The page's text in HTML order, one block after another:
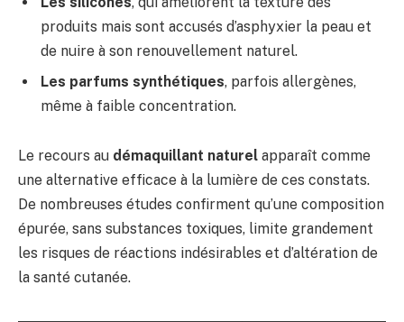
produits mais sont accusés d’asphyxier la peau et
de nuire à son renouvellement naturel.
Les parfums synthétiques, parfois allergènes,
même à faible concentration.
Le recours au démaquillant naturel apparaît comme
une alternative efficace à la lumière de ces constats.
De nombreuses études confirment qu’une composition
épurée, sans substances toxiques, limite grandement
les risques de réactions indésirables et d’altération de
la santé cutanée.